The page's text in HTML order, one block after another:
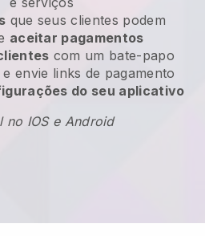
que seus clientes podem
aceitar pagamentos
com um bate-papo
envie links de pagamento
do seu aplicativo
no IOS e Android